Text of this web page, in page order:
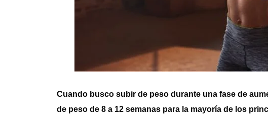
Cuando busco subir de peso durante una fase de
de peso de 8 a 12 semanas para la mayoría de los